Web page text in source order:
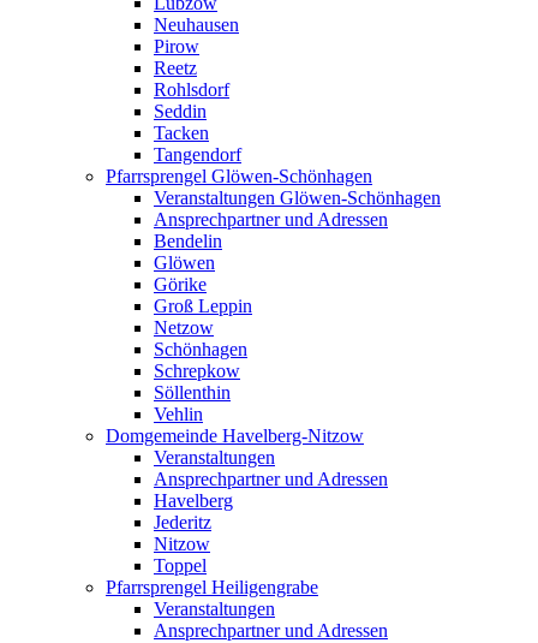
Neuhausen
Pirow
Reetz
Rohlsdorf
Seddin
Tacken
Tangendorf
Pfarrsprengel Glöwen-Schönhagen
Veranstaltungen Glöwen-Schönhagen
Ansprechpartner und Adressen
Bendelin
Glöwen
Görike
Groß Leppin
Netzow
Schönhagen
Schrepkow
Söllenthin
Vehlin
Domgemeinde Havelberg-Nitzow
Veranstaltungen
Ansprechpartner und Adressen
Havelberg
Jederitz
Nitzow
Toppel
Pfarrsprengel Heiligengrabe
Veranstaltungen
Ansprechpartner und Adressen